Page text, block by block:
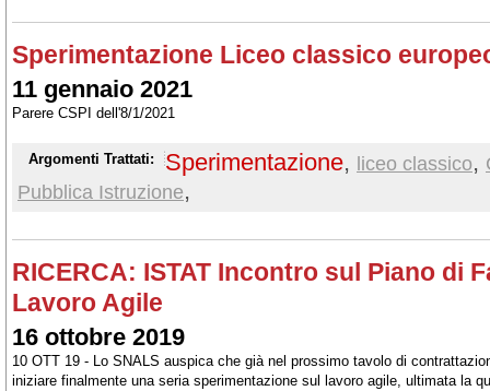
Sperimentazione Liceo classico
11 gennaio 2021
Parere CSPI dell'8/1/2021
Argomenti Trattati: Sperimentazione, liceo classico,
Pubblica Istruzione,
RICERCA: ISTAT Incontro sul Piano di
Lavoro Agile
16 ottobre 2019
10 OTT 19 - Lo SNALS auspica che già nel prossimo tavolo di
iniziare finalmente una seria sperimentazione sul lavoro agile, ultimata la